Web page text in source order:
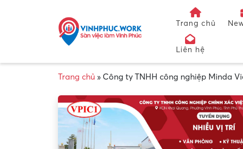
Trang chủ
Liên hệ
Trang chủ » Công ty TNHH công nghiệp Minda